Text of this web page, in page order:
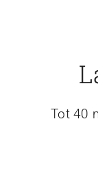
Tot 40